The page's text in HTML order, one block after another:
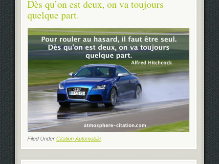
Dès qu’on est deux, on va toujours
quelque part.
Filed Under Citation Automobile